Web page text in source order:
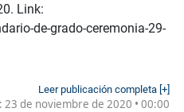
Link:
de-grado-ceremonia-29-
Leer publicación completa [+]
23 de noviembre de 2020 • 00:00